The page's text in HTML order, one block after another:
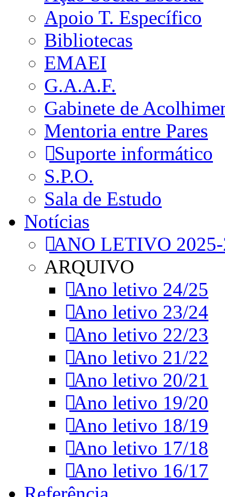
Apoio T. Específico
Bibliotecas
EMAEI
G.A.A.F.
Gabinete de
Mentoria entre Pares
Suporte informático
S.P.O.
Sala de Estudo
Notícias
ANO LETIVO
ARQUIVO
Ano letivo 24/25
Ano letivo 23/24
Ano letivo 22/23
Ano letivo 21/22
Ano letivo 20/21
Ano letivo 19/20
Ano letivo 18/19
Ano letivo 17/18
Ano letivo 16/17